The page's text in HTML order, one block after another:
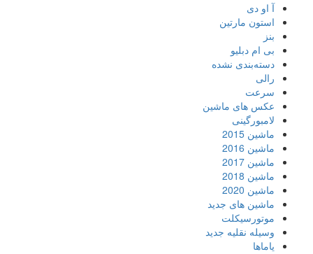
آ او دی
استون مارتین
بنز
بی ام دبلیو
دسته‌بندی نشده
رالی
سرعت
عکس های ماشین
لامبورگینی
ماشین 2015
ماشین 2016
ماشین 2017
ماشین 2018
ماشین 2020
ماشین های جدید
موتورسیکلت
وسیله نقلیه جدید
یاماها